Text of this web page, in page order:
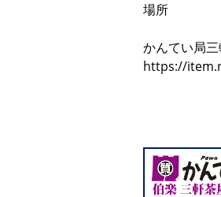
場所 東急
かんてい局
https://